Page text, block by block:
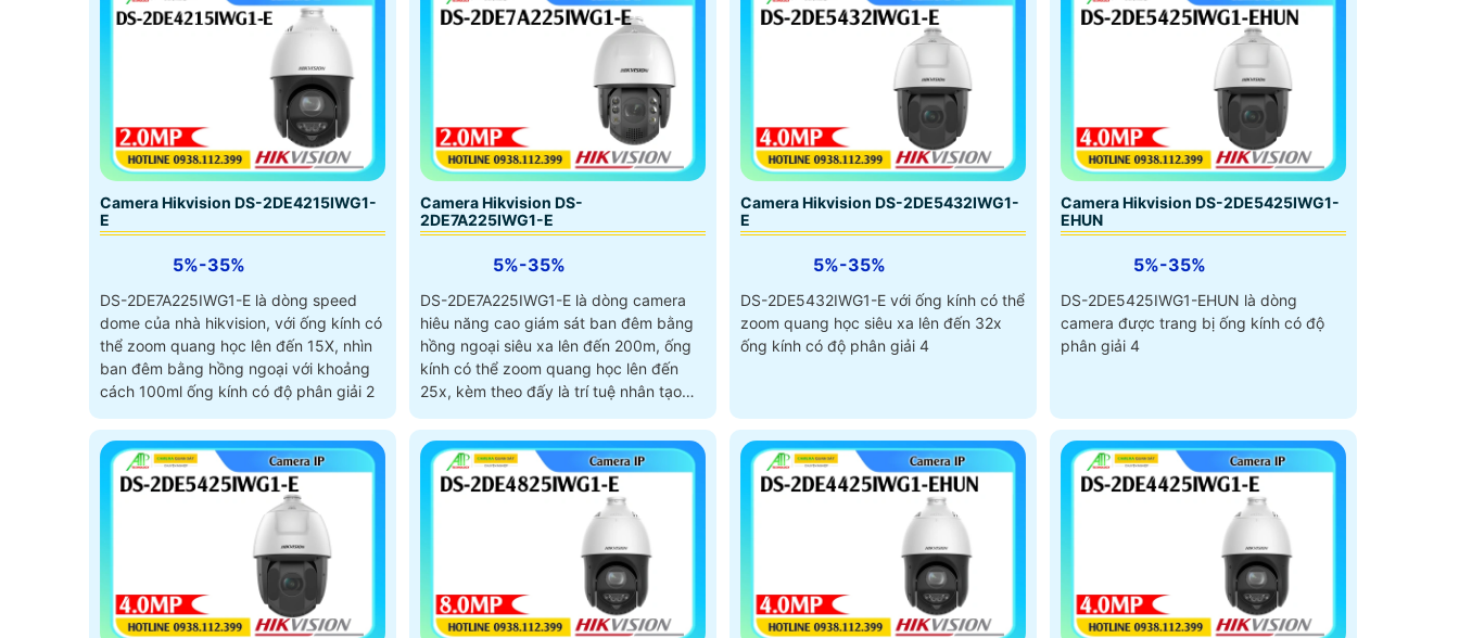
Camera Hikvision DS-2DE4215IWG1-
E
5%-35%
DS-2DE7A225IWG1-E là dòng speed
dome của nhà hikvision, với ống kính có
thể zoom quang học lên đến 15X, nhìn
ban đêm bằng hồng ngoại với khoảng
cách 100ml ống kính có độ phân giải 2
Camera Hikvision DS-
2DE7A225IWG1-E
5%-35%
DS-2DE7A225IWG1-E là dòng camera
hiêu năng cao giám sát ban đêm bằng
hồng ngoại siêu xa lên đến 200m, ống
kính có thể zoom quang học lên đến
25x, kèm theo đấy là trí tuệ nhân tạo
chóng, tích hợp khe cắm thẻ nhớ 512Gb
và chuẩn chống nước IP 67
Camera Hikvision DS-2DE5432IWG1-
E
5%-35%
DS-2DE5432IWG1-E với ống kính có thể
zoom quang học siêu xa lên đến 32x
ống kính có độ phân giải 4
Camera Hikvision DS-2DE5425IWG1-
EHUN
5%-35%
DS-2DE5425IWG1-EHUN là dòng
camera được trang bị ống kính có độ
phân giải 4